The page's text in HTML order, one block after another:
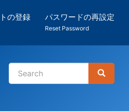
の登録 パスワードの再設定
Reset Password
検
Search
Search